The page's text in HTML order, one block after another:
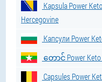
Kapsula Power
Hercegovine
Капсули Power
တောင် Power
Capsules Power